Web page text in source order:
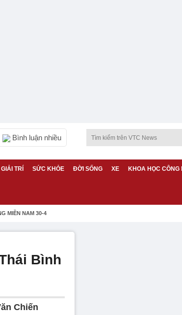
Bình luận nhiều
TRÍ SỨC KHỎE ĐỜI SỐNG XE KHOA HỌC CÔNG
MIỀN NAM 30-4
Bình
Chiến